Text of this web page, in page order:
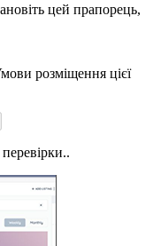
цей прапорець,
розміщення цієї